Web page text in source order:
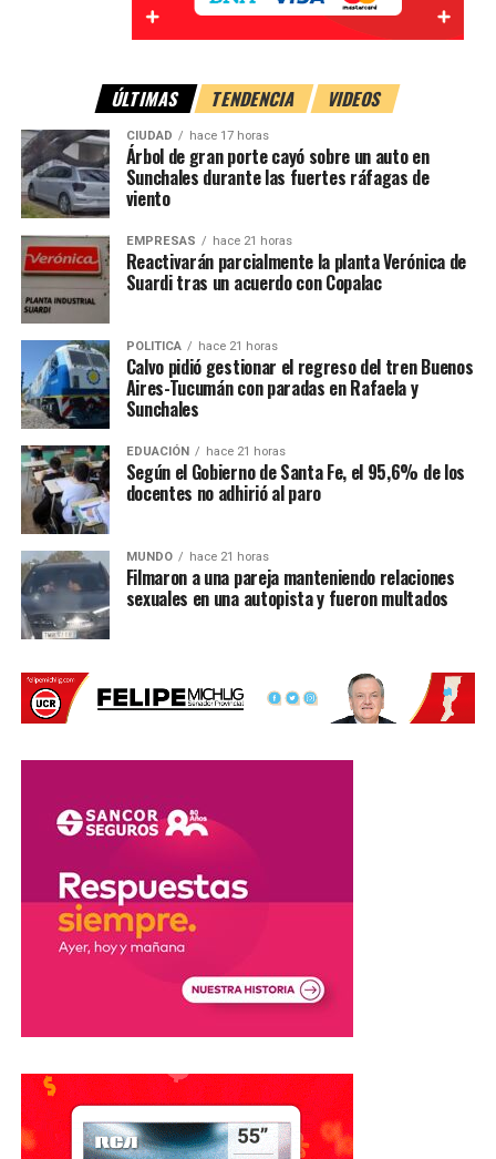
Una despedida tras la final del
Mundial
El defensor también hizo referencia a la derrota ante
«El destino quiso que mi
último partido fuera una
final del mundo. No fue el
resultado que queríamos,
pero me voy con la cabeza
en alto porque este grupo
lo intentó hasta el último
segundo».
Además, remarcó que nunca dejó de esforzarse por la
ÚLTIMAS TENDENCIA VIDEOS
CIUDAD hace 17 horas
Árbol de gran porte cayó sobre un auto en
Sunchales durante las fuertes ráfagas de
viento
EMPRESAS hace 21 horas
Reactivarán parcialmente la planta Verónica de
Suardi tras un acuerdo con Copalac
POLITICA hace 21 horas
Calvo pidió gestionar el regreso del tren Buenos
Aires-Tucumán con paradas en Rafaela y
Sunchales
EDUACIÓN hace 21 horas
Según el Gobierno de Santa Fe, el 95,6% de los
docentes no adhirió al paro
MUNDO hace 21 horas
Filmaron a una pareja manteniendo relaciones
sexuales en una autopista y fueron multados